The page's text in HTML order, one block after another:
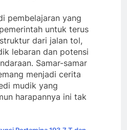
pembelajaran yang
untuk terus
dari jalan tol,
lebaran dan potensi
Samar-samar
menjadi cerita
mudik yang
harapannya ini tak